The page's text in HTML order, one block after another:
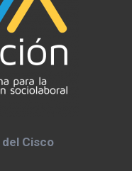
Cisco